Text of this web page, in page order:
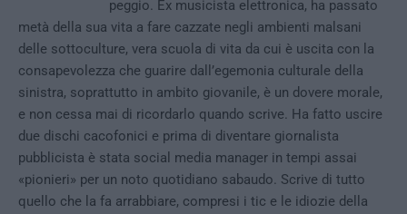
peggio. Ex musicista elettronica, ha passato
metà della sua vita a fare cazzate negli ambienti malsani
delle sottoculture, vera scuola di vita da cui è uscita con la
consapevolezza che guarire dall’egemonia culturale della
sinistra, soprattutto in ambito giovanile, è un dovere morale,
e non cessa mai di ricordarlo quando scrive. Ha fatto uscire
due dischi cacofonici e prima di diventare giornalista
pubblicista è stata social media manager in tempi assai
«pionieri» per un noto quotidiano sabaudo. Scrive di tutto
quello che la fa arrabbiare, compresi i tic e le idiozie della